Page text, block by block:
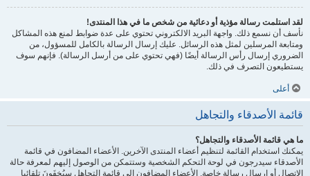
لقد استلمت رسالة مؤذية أو دعائية من شخص ما في هذا المنتدى!
نأسف أن نسمع ذلك. واجهة البريد الالكتروني تحتوي على عدة ضوابط لمنع هذه المشاكل
ومتابعة المرسلين لمثل هذه الرسائل. عليك إرسال الرسالة بالكامل للمسؤول، من
الضروري إرسال رأس الرسالة أيضًا (فهي تحتوي على من أرسل الرسالة). فإنهم سوف
يستطيعون التصرف في ذلك.
أعلى
قائمة الأصدقاء والتجاهل
ما هي قائمة الأصدقاء والتجاهل؟
يمكنك استخدام القائمة لتنظيم أعضاء المنتدى الآخرين. الأعضاء المضافون في قائمة
الأصدقاء سيدرجون في لوحة التحكم الشخصية وستتمكن من الوصول إليهم لمعرفة حالة
الاتصال أو إرسال رسالة خاصة. الأعضاء المضافون إلى قائمة التجاهل سيُخفَونَ تلقائيا